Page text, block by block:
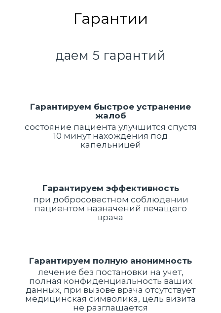
Гарантии
даем 5 гарантий
Гарантируем быстрое устранение
жалоб
состояние пациента улучшится спустя
10 минут нахождения под
капельницей
Гарантируем эффективность
при добросовестном соблюдении
пациентом назначений лечащего
врача
Гарантируем полную анонимность
лечение без постановки на учет,
полная конфиденциальность ваших
данных, при вызове врача отсутствует
медицинская символика, цель визита
не разглашается